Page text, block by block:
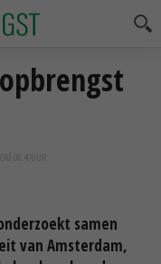
08:40
samen
van Amsterdam,